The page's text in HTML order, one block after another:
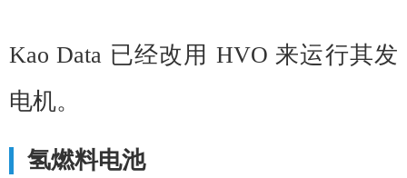
Kao Data 已经改用 HVO 来运行其发
电机。
氢燃料电池